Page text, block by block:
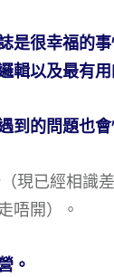
是很幸福的
輯以及最有用
的問題也會
現已經相識
唔開）。
。